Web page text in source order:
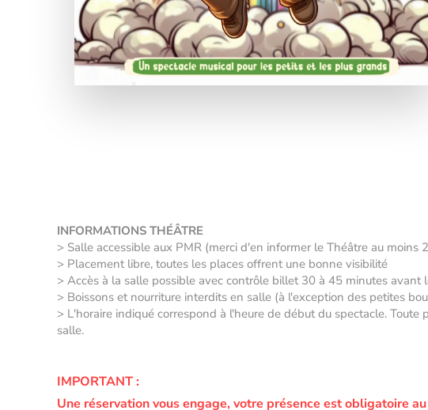
INFORMATIONS THÉÂTRE
> Salle accessible aux PMR (merci d'en informer le Théâtre au moins
> Placement libre, toutes les places offrent une bonne visibilité
> Accès à la salle possible avec contrôle billet 30 à 45 minutes avant
> Boissons et nourriture interdits en salle (à l'exception des petites
> L'horaire indiqué correspond à l'heure de début du spectacle.
salle.
IMPORTANT :
Une réservation vous engage, votre présence est obligatoire